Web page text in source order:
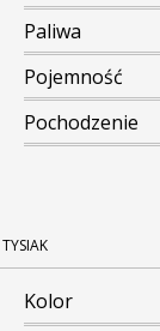
Paliwa
Pojemność
Pochodzenie
Kolor